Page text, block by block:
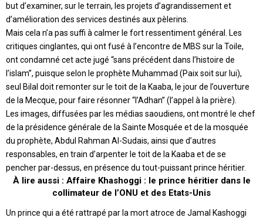
but d’examiner, sur le terrain, les projets d’agrandissement et
d’amélioration des services destinés aux pèlerins.
Mais cela n’a pas suffi à calmer le fort ressentiment général. Les
critiques cinglantes, qui ont fusé à l’encontre de MBS sur la Toile,
ont condamné cet acte jugé “sans précédent dans l’histoire de
l’islam”, puisque selon le prophète Muhammad (Paix soit sur lui),
seul Bilal doit remonter sur le toit de la Kaaba, le jour de l’ouverture
de la Mecque, pour faire résonner “l’Adhan” (l’appel à la prière).
Les images, diffusées par les médias saoudiens, ont montré le chef
de la présidence générale de la Sainte Mosquée et de la mosquée
du prophète, Abdul Rahman Al-Sudais, ainsi que d’autres
responsables, en train d’arpenter le toit de la Kaaba et de se
pencher par-dessus, en présence du tout-puissant prince héritier.
À lire aussi : Affaire Khashoggi : le prince héritier dans le
collimateur de l’ONU et des Etats-Unis
Un prince qui a été rattrapé par la mort atroce de Jamal Kashoggi